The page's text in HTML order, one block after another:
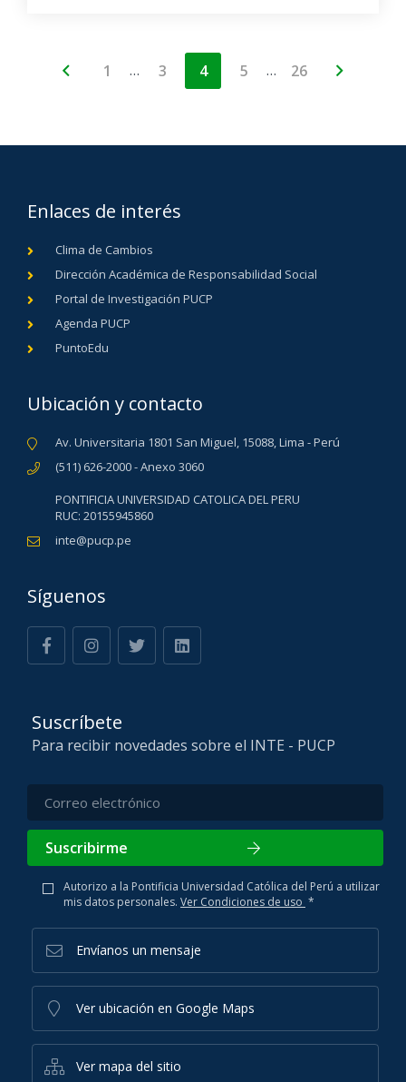
1 … 3 4 5 … 26
Enlaces de interés
Clima de Cambios
Dirección Académica de Responsabilidad Social
Portal de Investigación PUCP
Agenda PUCP
PuntoEdu
Ubicación y contacto
Av. Universitaria 1801 San Miguel, 15088, Lima - Perú
(511) 626-2000 - Anexo 3060
PONTIFICIA UNIVERSIDAD CATOLICA DEL PERU
RUC: 20155945860
inte@pucp.pe
Síguenos
Suscríbete
Para recibir novedades sobre el INTE - PUCP
Suscribirme
Autorizo a la Pontificia Universidad Católica del Perú a utilizar
mis datos personales. Ver Condiciones de uso *
Envíanos un mensaje
Ver ubicación en Google Maps
Ver mapa del sitio